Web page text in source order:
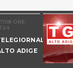
08 ORE:
ADIGE